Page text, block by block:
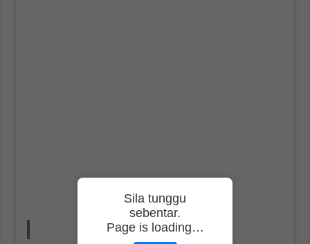
Sila tunggu
sebentar.
Page is loading…